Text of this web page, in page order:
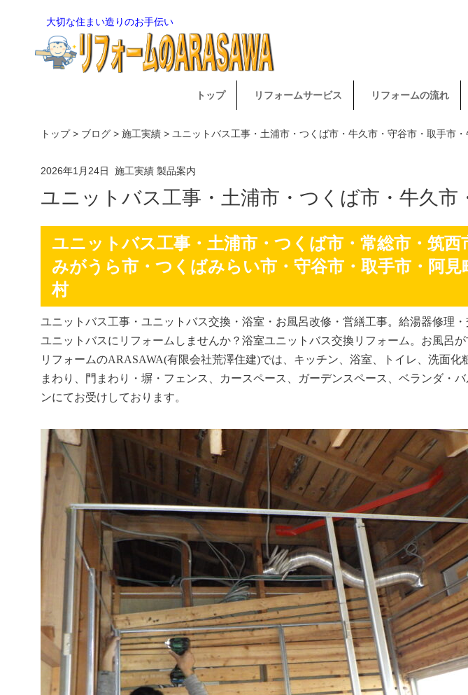
大切な住まい造りのお手伝い
トップ リフォームサービス リフォームの流れ
トップ> ブログ > 施工実績 > ユニットバス工事・土浦市・つくば市・牛久市・守谷市・取手市
2026年1月24日 施工実績 製品案内
ユニットバス工事・土浦市・つくば市・牛久市
ユニットバス工事・土浦市・つくば市・常総市・筑
みがうら市・つくばみらい市・守谷市・取手市・阿
村
ユニットバス工事・ユニットバス交換・浴室・お風呂改修・営繕工事。給湯器修理
ユニットバスにリフォームしませんか？浴室ユニットバス交換リフォーム。お風呂
リフォームのARASAWA(有限会社荒澤住建)では、キッチン、浴室、トイレ、洗面
まわり、門まわり・塀・フェンス、カースペース、ガーデンスペース、ベランダ・
ンにてお受けしております。